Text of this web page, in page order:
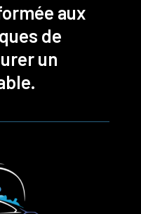
aux
de
un